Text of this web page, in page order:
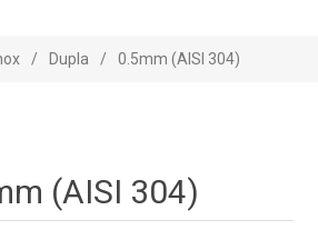
/ Dupla / 0.5mm (AISI 304)
(AISI 304)